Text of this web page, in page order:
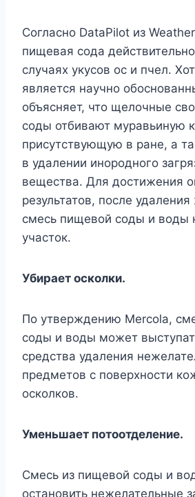
Согласно DataPilot из
пищевая сода
случаях укусов ос и пчел.
является научно
объясняет, что щелочные
соды отбивают муравьиную
присутствующую в ране, а
в удалении инородного
вещества. Для достижения
результатов, после
смесь пищевой соды и воды
участок.
Убирает осколки.
По утверждению Mercola,
соды и воды может
средства удаления
предметов с поверхности
осколков.
Уменьшает потоотделение.
Смесь из пищевой соды и
остановить нежелательные